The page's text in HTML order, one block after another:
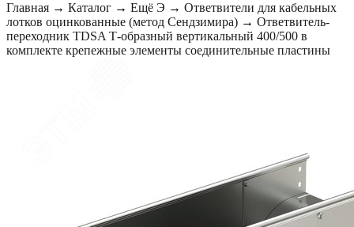
Главная → Каталог → Ещё Э → Ответвители для кабельных
лотков оцинкованные (метод Сендзимира) → Ответвитель-
переходник TDSA Т-образный вертикальный 400/500 в
комплекте крепежные элементы соединительные пластины